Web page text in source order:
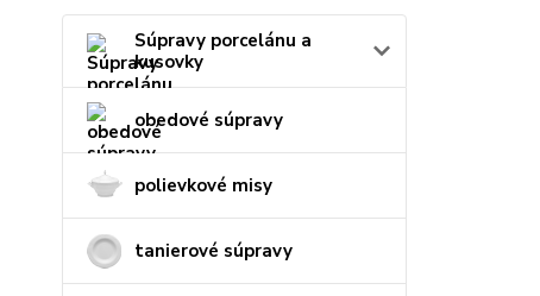
Súpravy porcelánu a
kusovky
obedové súpravy
polievkové misy
tanierové súpravy